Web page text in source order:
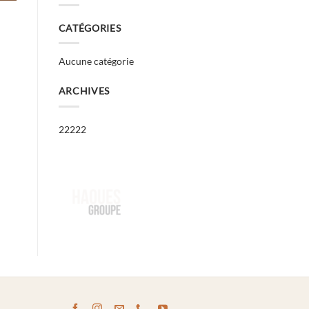
CATÉGORIES
Aucune catégorie
ARCHIVES
22222